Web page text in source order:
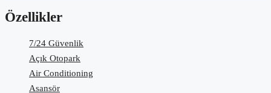
Özellikler
7/24 Güvenlik
Açık Otopark
Air Conditioning
Asansör